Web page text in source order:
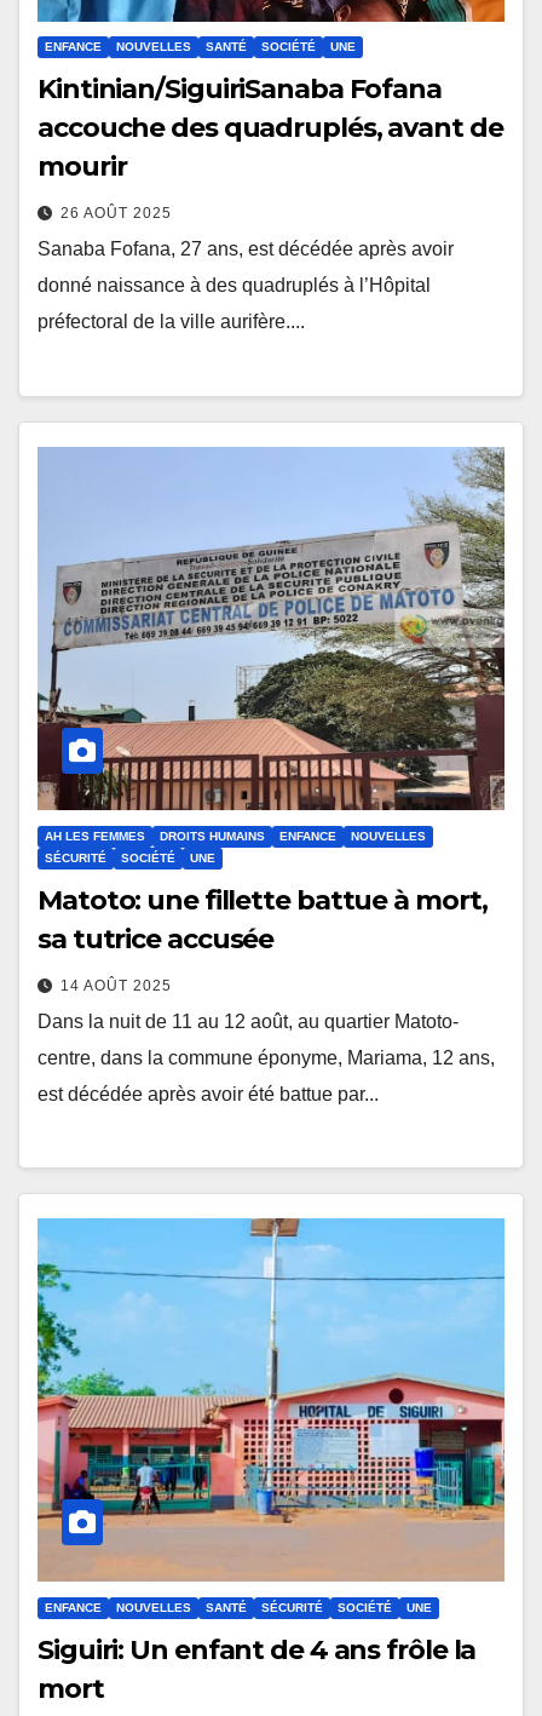
ENFANCE NOUVELLES SANTÉ SOCIÉTÉ UNE
Kintinian/SiguiriSanaba Fofana
accouche des quadruplés, avant de
mourir
26 AOÛT 2025
Sanaba Fofana, 27 ans, est décédée après avoir
donné naissance à des quadruplés à l’Hôpital
préfectoral de la ville aurifère....
AH LES FEMMES DROITS HUMAINS ENFANCE
NOUVELLES
SÉCURITÉ
SOCIÉTÉ UNE
Matoto: une fillette battue à mort,
sa tutrice accusée
14 AOÛT 2025
Dans la nuit de 11 au 12 août, au quartier Matoto-
centre, dans la commune éponyme, Mariama, 12 ans,
est décédée après avoir été battue par...
ENFANCE NOUVELLES SANTÉ SÉCURITÉ SOCIÉTÉ UNE
Siguiri: Un enfant de 4 ans frôle la
mort